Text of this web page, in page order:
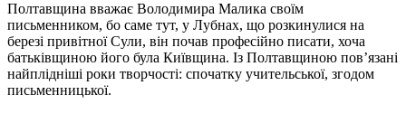
Полтавщина вважає Володимира Малика своїм
письменником, бо саме тут, у Лубнах, що розкинулися на
березі привітної Сули, він почав професійно писати, хоча
батьківщиною його була Київщина. Із Полтавщиною пов’язані
найплідніші роки творчості: спочатку учительської, згодом
письменницької.